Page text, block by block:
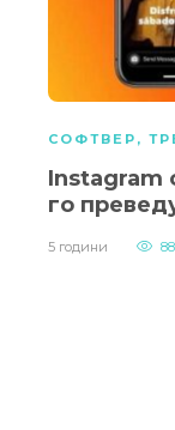
СОФТВЕР ,
Instagram
го
5 години